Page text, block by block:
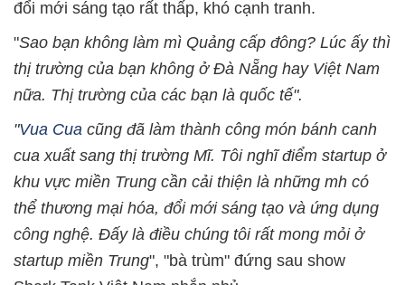
đổi mới sáng tạo rất thấp, khó cạnh tranh.
"Sao bạn không làm mì Quảng cấp đông? Lúc ấy thì
thị trường của bạn không ở Đà Nẵng hay Việt Nam
nữa. Thị trường của các bạn là quốc tế".
"Vua Cua cũng đã làm thành công món bánh canh
cua xuất sang thị trường Mĩ. Tôi nghĩ điểm startup ở
khu vực miền Trung cần cải thiện là những mh có
thể thương mại hóa, đổi mới sáng tạo và ứng dụng
công nghệ. Đấy là điều chúng tôi rất mong mỏi ở
startup miền Trung", "bà trùm" đứng sau show